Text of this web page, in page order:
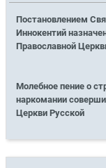
Постановлением
Иннокентий
Православной
Молебное пение о
наркомании
Церкви Русской